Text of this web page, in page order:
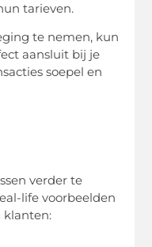
tarieven.
te nemen, kun
aansluit bij je
soepel en
verder te
life voorbeelden
klanten: